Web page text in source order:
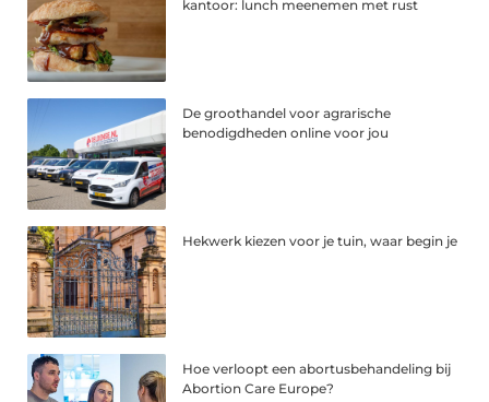
kantoor: lunch meenemen met rust
De groothandel voor agrarische
benodigdheden online voor jou
Hekwerk kiezen voor je tuin, waar begin je
Hoe verloopt een abortusbehandeling bij
Abortion Care Europe?